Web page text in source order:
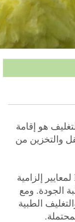
هو إقامة
والتخزين من
في الوقت الحاضر، فإن المجتمع الدولي ISO11607 عموما المعايير الدولية والاتحاد الأوروبي EN868-2 لمعايير إلزامية
الجودة. ومع
الطبية